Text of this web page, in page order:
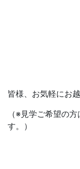
皆様、お気軽にお
（※見学ご希望の
す。）